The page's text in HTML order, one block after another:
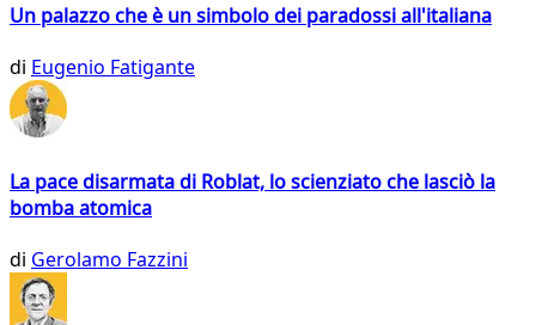
Un palazzo che è un simbolo dei paradossi all'italiana
di Eugenio Fatigante
La pace disarmata di Roblat, lo scienziato che lasciò la
bomba atomica
di Gerolamo Fazzini